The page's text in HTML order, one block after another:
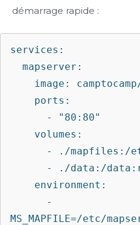
démarrage rapide :
services:
MS_MAPFILE=/etc/